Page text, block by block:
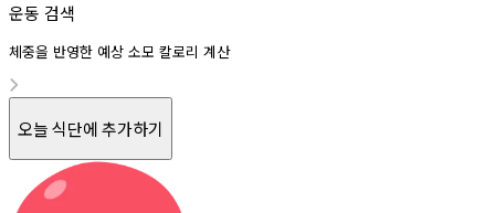
운동 검색
체중을 반영한 예상 소모 칼로리 계산
오늘 식단에 추가하기